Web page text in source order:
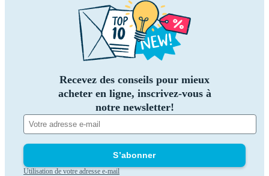
Recevez des conseils pour mieux
acheter en ligne, inscrivez-vous à
notre newsletter!
S’abonner
Utilisation de votre adresse e-mail